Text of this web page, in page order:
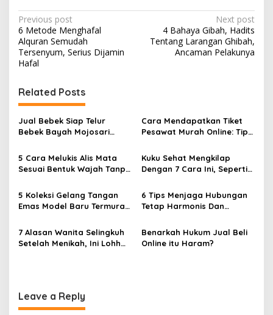
P
o
s
t
n
a
v
i
g
a
t
i
o
n
Previous post
6 Metode Menghafal
Alquran Semudah
Tersenyum, Serius Dijamin
Hafal
Next post
4 Bahaya Gibah, Hadits
Tentang Larangan Ghibah,
Ancaman Pelakunya
Related Posts
Jual Bebek Siap Telur
Bebek Bayah Mojosari
Cara Mendapatkan Tiket
Pesawat Murah Online: Tips
5 Cara Melukis Alis Mata
Sesuai Bentuk Wajah Tanpa
Kuku Sehat Mengkilap
Dengan 7 Cara Ini, Seperti
5 Koleksi Gelang Tangan
Emas Model Baru Termurah
6 Tips Menjaga Hubungan
Tetap Harmonis Dan
7 Alasan Wanita Selingkuh
Setelah Menikah, Ini Lohh
Benarkah Hukum Jual Beli
Online itu Haram?
Leave a Reply